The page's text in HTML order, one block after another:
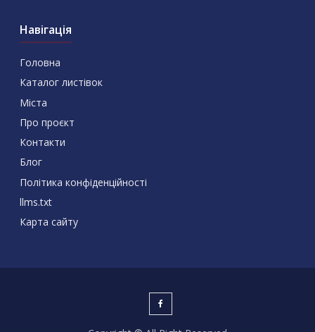
Навігація
Головна
Каталог листівок
Міста
Про проєкт
Контакти
Блог
Політика конфіденційності
llms.txt
Карта сайту